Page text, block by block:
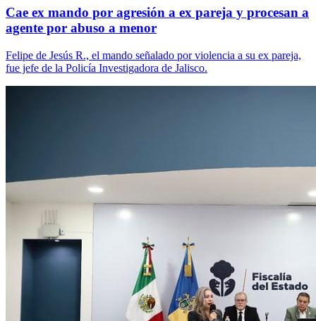
Cae ex mando por agresión a ex pareja y procesan a
agente por abuso a menor
Felipe de Jesús R., el mando señalado por violencia a su ex pareja,
fue jefe de la Policía Investigadora de Jalisco.